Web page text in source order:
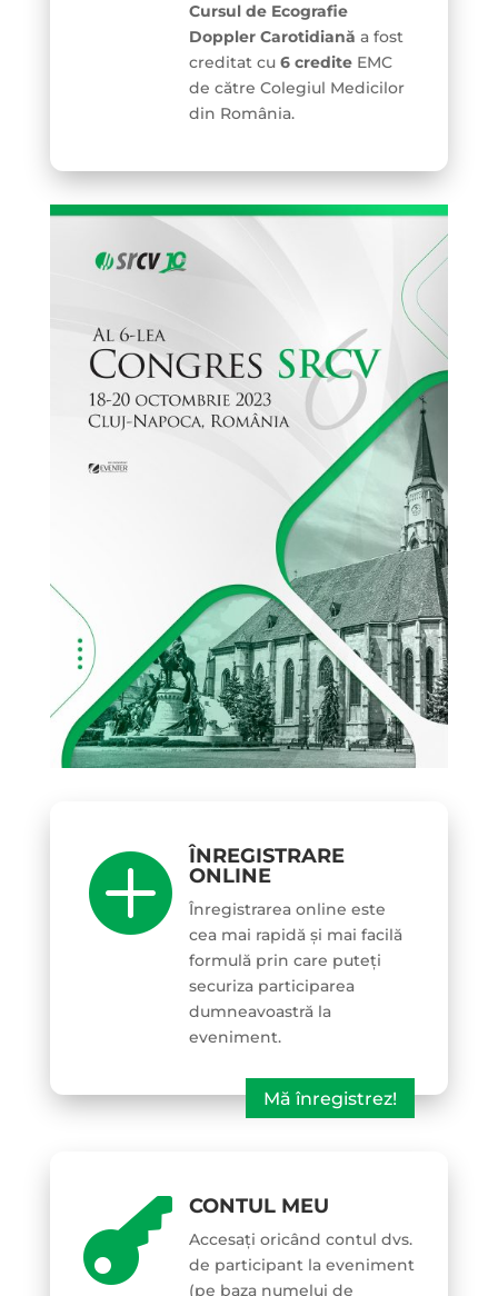
Cursul de Ecografie
Doppler Carotidiană a fost
creditat cu 6 crediteEMC
de către Colegiul Medicilor
din România.

ÎNREGISTRARE
ONLINE
Înregistrarea online este
cea mai rapidă și mai facilă
formulă prin care puteți
securiza participarea
dumneavoastră la
eveniment.
Mă înregistrez!
 CONTUL MEU
Accesați oricând contul dvs.
de participant la eveniment
(pe baza numelui de